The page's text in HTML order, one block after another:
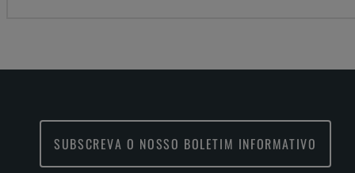
SUBSCREVA O NOSSO BOLETIM INFORMATIVO